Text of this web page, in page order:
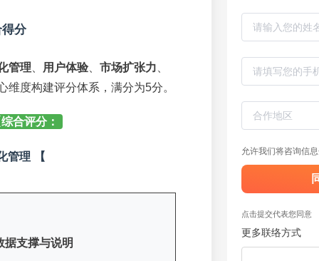
分
管理 用户体验、 市场扩张力
维度构建评分体系，满分为5分。
合评分：
管理 【
据支撑与说明
允许我们将咨询信
点击提交代表您同意
更多联络方式